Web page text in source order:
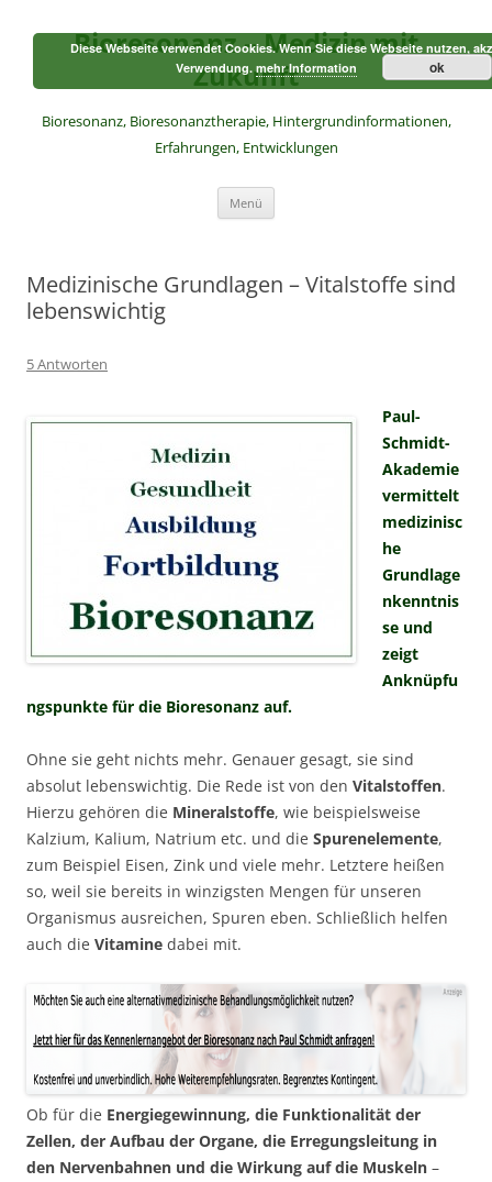
springenBioresonanz – Medizin mit
Zukunft
Bioresonanz, Bioresonanztherapie, Hintergrundinformationen,
Erfahrungen, Entwicklungen
Menü
Medizinische Grundlagen – Vitalstoffe sind
lebenswichtig
5 Antworten
Paul-
Schmidt-
Akademie
vermittelt
medizinisc
he
Grundlage
nkenntnis
se und
zeigt
Anknüpfu
ngspunkte für die Bioresonanz auf.
Ohne sie geht nichts mehr. Genauer gesagt, sie sind
absolut lebenswichtig. Die Rede ist von den Vitalstoffen.
Hierzu gehören die Mineralstoffe, wie beispielsweise
Kalzium, Kalium, Natrium etc. und die Spurenelemente,
zum Beispiel Eisen, Zink und viele mehr. Letztere heißen
so, weil sie bereits in winzigsten Mengen für unseren
Organismus ausreichen, Spuren eben. Schließlich helfen
auch die Vitamine dabei mit.
Ob für die Energiegewinnung, die Funktionalität der
Zellen, der Aufbau der Organe, die Erregungsleitung in
den Nervenbahnen und die Wirkung auf die Muskeln –
Diese Webseite verwendet Cookies. Wenn Sie diese Webseite nutzen,
Verwendung.mehr Information ok